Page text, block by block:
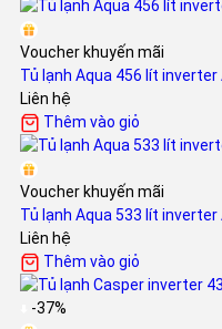
Voucher khuyến mãi
Tủ lạnh Aqua 456 lít inverter
Liên hệ
Thêm vào giỏ
Voucher khuyến mãi
Tủ lạnh Aqua 533 lít inverter
Liên hệ
Thêm vào giỏ
-37%